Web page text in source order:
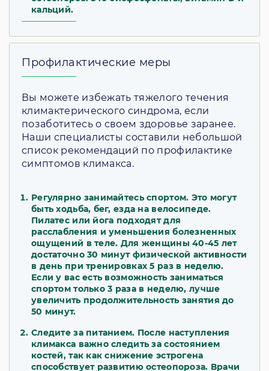
кальций.
Профилактические меры
Вы можете избежать тяжелого течения
климактерического синдрома, если
позаботитесь о своем здоровье заранее.
Наши специалисты составили небольшой
список рекомендаций по профилактике
симптомов климакса.
Регулярно занимайтесь спортом. Это могут
быть ходьба, бег, езда на велосипеде.
Пилатес или йога подходят для
расслабления и уменьшения болезненных
ощущений в теле. Для женщины 40-45 лет
достаточно 30 минут физической активности
в день при тренировках 5 раз в неделю.
Если у вас есть возможность заниматься
спортом только 3 раза в неделю, лучше
увеличить продолжительность занятия до
50 минут.
Следите за питанием. После наступления
климакса важно следить за состоянием
костей, так как снижение эстрогена
способствует развитию остеопороза. Врачи